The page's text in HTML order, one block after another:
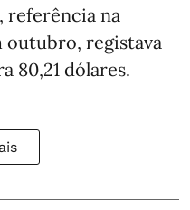
referência na
outubro, registava
80,21 dólares.